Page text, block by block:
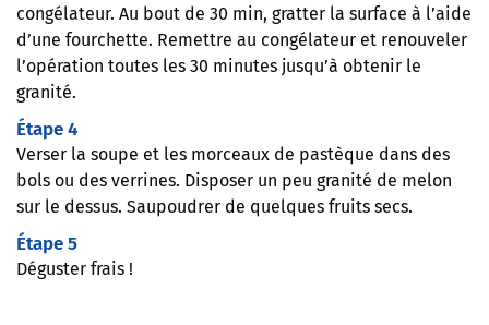
congélateur. Au bout de 30 min, gratter la surface à l’aide
d’une fourchette. Remettre au congélateur et renouveler
l’opération toutes les 30 minutes jusqu’à obtenir le
granité.
Étape 4
Verser la soupe et les morceaux de pastèque dans des
bols ou des verrines. Disposer un peu granité de melon
sur le dessus. Saupoudrer de quelques fruits secs.
Étape 5
Déguster frais !